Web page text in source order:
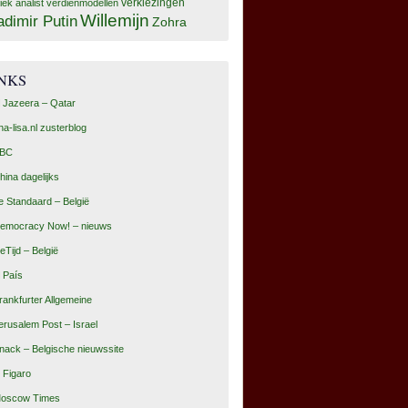
analist verdienmodellen verkiezingen
PutinWillemijn Zohra
Jazeera – Qatar
lisa.nl zusterblog
dagelijks
Standaard – België
Now! – nieuws
– België
País
Allgemeine
Post – Israel
– Belgische nieuwssite
Figaro
Times